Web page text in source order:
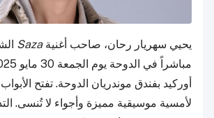
يحيي سهريار رحان، صاحب أغنيةSaza
لأمسية موسيقية مميزة وأجواء لا تُنسى.